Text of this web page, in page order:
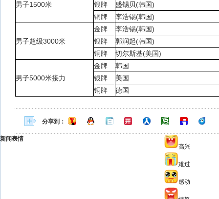
男子1500米
银牌
盛锡贝(韩国)
铜牌
李浩锡(韩国)
男子超级3000米
金牌
李浩锡(韩国)
银牌
郭润起(韩国)
铜牌
切尔斯基(美国)
男子5000米接力
金牌
韩国
银牌
美国
铜牌
德国
分享到：
新闻表情
高兴
难过
感动